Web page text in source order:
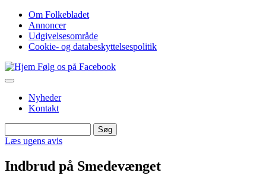
hovedindhold
Top
navigation
Om Folkebladet
Annoncer
Udgivelsesområde
Cookie- og databeskyttelsespolitik
Følg os på Facebook
Nyheder
Kontakt
Søg
Læs ugens avis
Indbrud på Smedevænget